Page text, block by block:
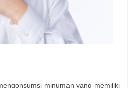
minuman yang memiliki